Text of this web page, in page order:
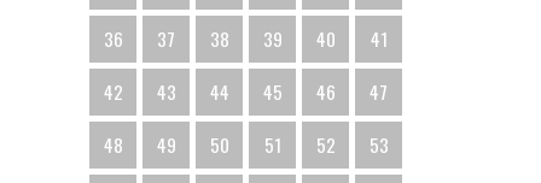
36
37 38 39 40
41
42
43 44 45 46
47
48
49 50 51 52
53